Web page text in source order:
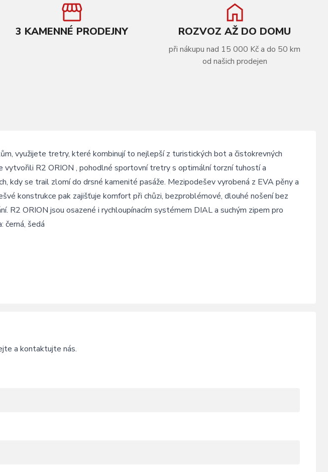
3 KAMENNÉ PRODEJNY ROZVOZ AŽ DO DOMU
při nákupu nad 15 000 Kč a do 50 km
od našich prodejen
využijete tretry, které kombinují to nejlepší z turistických bot a čistokrevných
vytvořili R2 ORION , pohodlné sportovní tretry s optimální torzní tuhostí a
kdy se trail zlomí do drsné kamenité pasáže. Mezipodešev vyrobená z EVA pěny a
konstrukce pak zajišťuje komfort při chůzi, bezproblémové, dlouhé nošení bez
R2 ORION jsou osazené i rychloupínacím systémem DIAL a suchým zipem pro
černá, šedá
a kontaktujte nás.